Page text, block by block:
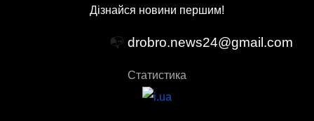
Дізнайся новини першим!
📭 drobro.news24@gmail.com
Статистика